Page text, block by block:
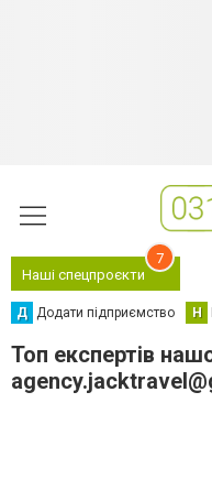
Наші спецпроєкти
7
Д Додати підприємство Н
Топ експертів